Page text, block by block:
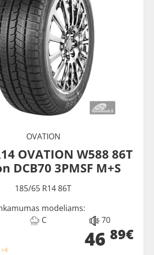
OVATION
OVATION W588 86T
DCB70 3PMSF M+S
185/65 R14 86T
modeliams:
C 70
46 89€